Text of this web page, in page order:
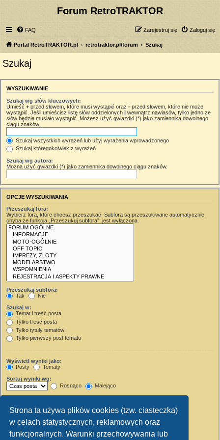
Strona ta używa plików cookies (tzw. ciasteczka)
w celach statystycznych, reklamowych oraz
funkcjonalnych. Warunki przechowywania lub
Forum RetroTRAKTOR
FAQ Zaloguj się
Zarejestruj się
Portal RetroTRAKTOR.pl retrotraktor.pl/forum Szukaj
Szukaj
WYSZUKIWANIE
Szukaj wg słów kluczowych:
Umieść + przed słowem, które musi wystąpić oraz - przed słowem, które nie może
wystąpić. Jeśli umieścisz listę słów oddzielonych | wewnątrz nawiasów, tylko jedno ze
słów będzie musiało wystąpić. Możesz użyć gwiazdki (*) jako zamiennika dowolnego
ciągu znaków.
Szukaj wszystkich wyrażeń lub użyj wyrażenia wprowadzonego
Szukaj któregokolwiek z wyrażeń
Szukaj wg autora:
Można użyć gwiazdki (*) jako zamiennika dowolnego ciągu znaków.
OPCJE WYSZUKIWANIA
Przeszukaj fora:
Wybierz fora, które chcesz przeszukać. Subfora są przeszukiwane automatycznie,
chyba że funkcja „Przeszukuj subfora”, jest wyłączona.
Przeszukaj subfora:
Tak
Nie
Szukaj w:
Temat i treść posta
Tylko treść posta
Tylko tytuły tematów
Tylko pierwszy post tematu
Wyświetl wyniki jako:
Posty
Tematy
Sortuj wyniki wg:
Rosnąco
Malejąco
Wyświetl pierwsze:
Ustaw 0, aby wyświetlić cały post.
znaków w poście